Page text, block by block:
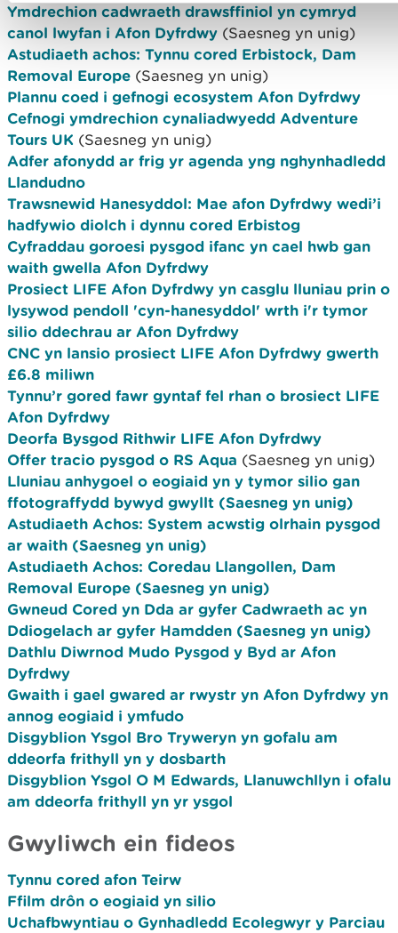
Ymdrechion cadwraeth drawsffiniol yn cymryd
canol lwyfan i Afon Dyfrdwy (Saesneg yn unig)
Astudiaeth achos: Tynnu cored Erbistock, Dam
Removal Europe (Saesneg yn unig)
Plannu coed i gefnogi ecosystem Afon Dyfrdwy
Cefnogi ymdrechion cynaliadwyedd Adventure
Tours UK (Saesneg yn unig)
Adfer afonydd ar frig yr agenda yng nghynhadledd
Llandudno
Trawsnewid Hanesyddol: Mae afon Dyfrdwy wedi’i
hadfywio diolch i dynnu cored Erbistog
Cyfraddau goroesi pysgod ifanc yn cael hwb gan
waith gwella Afon Dyfrdwy
Prosiect LIFE Afon Dyfrdwy yn casglu lluniau prin o
lysywod pendoll 'cyn-hanesyddol' wrth i'r tymor
silio ddechrau ar Afon Dyfrdwy
CNC yn lansio prosiect LIFE Afon Dyfrdwy gwerth
£6.8 miliwn
Tynnu’r gored fawr gyntaf fel rhan o brosiect LIFE
Afon Dyfrdwy
Deorfa Bysgod Rithwir LIFE Afon Dyfrdwy
Offer tracio pysgod o RS Aqua (Saesneg yn unig)
Lluniau anhygoel o eogiaid yn y tymor silio gan
ffotograffydd bywyd gwyllt (Saesneg yn unig)
Astudiaeth Achos: System acwstig olrhain pysgod
ar waith (Saesneg yn unig)
Astudiaeth Achos: Coredau Llangollen, Dam
Removal Europe (Saesneg yn unig)
Gwneud Cored yn Dda ar gyfer Cadwraeth ac yn
Ddiogelach ar gyfer Hamdden (Saesneg yn unig)
Dathlu Diwrnod Mudo Pysgod y Byd ar Afon
Dyfrdwy
Gwaith i gael gwared ar rwystr yn Afon Dyfrdwy yn
annog eogiaid i ymfudo
Disgyblion Ysgol Bro Tryweryn yn gofalu am
ddeorfa frithyll yn y dosbarth
Disgyblion Ysgol O M Edwards, Llanuwchllyn i ofalu
am ddeorfa frithyll yn yr ysgol
Gwyliwch ein fideos
Tynnu cored afon Teirw
Ffilm drôn o eogiaid yn silio
Uchafbwyntiau o Gynhadledd Ecolegwyr y Parciau